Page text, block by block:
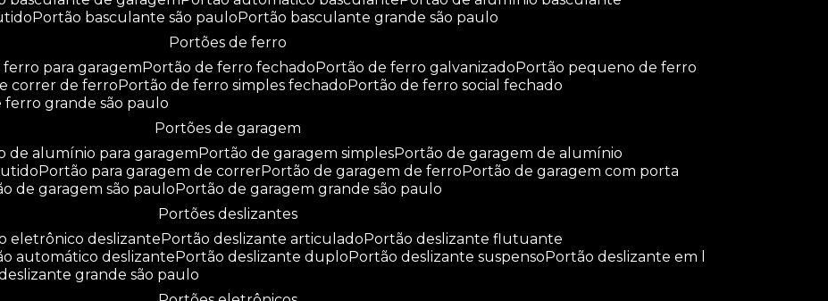
portão basculante são paulo
portão basculante grande são paulo
portões de ferro
ferro para garagem portão de ferro fechado portão de ferro galvanizado
portão pequeno de ferro
correr de ferro portão de ferro simples fechado
portão de ferro social fechado
ferro grande são paulo
portões de garagem
de alumínio para garagem portão de garagem simples
portão de garagem de alumínio
portão para garagem de correr portão de garagem de ferro
portão de garagem com porta
de garagem são paulo
portão de garagem grande são paulo
portões deslizantes
eletrônico deslizante portão deslizante articulado
portão deslizante flutuante
automático deslizante portão deslizante duplo portão deslizante suspenso
portão deslizante em l
deslizante grande são paulo